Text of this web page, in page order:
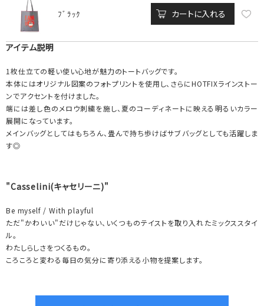
ﾌﾞﾗｯｸ カートに入れる
アイテム説明
1枚仕立ての軽い使い心地が魅力のトートバッグです。
本体にはオリジナル図案のフォトプリントを使用し、さらにHOTFIXラインストー
ンでアクセントを付けました。
端には差し色のメロウ刺繍を施し、夏のコーディネートに映える明るいカラー
展開になっています。
メインバッグとしてはもちろん、畳んで持ち歩けばサブバッグとしても活躍しま
す◎
"Casselini(キャセリーニ)"
Be myself / With playful
ただ"かわいい"だけじゃない、いくつものテイストを取り入れたミックススタイ
ル。
わたしらしさをつくるもの。
ころころと変わる毎日の気分に寄り添える小物を提案します。